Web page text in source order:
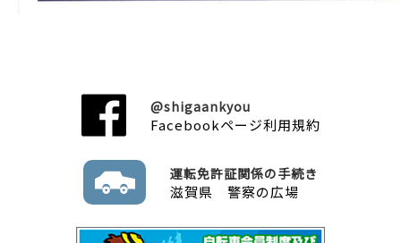
@shigaankyou
Facebookページ利用規約
運転免許証関係の手続き
滋賀県 警察の広場